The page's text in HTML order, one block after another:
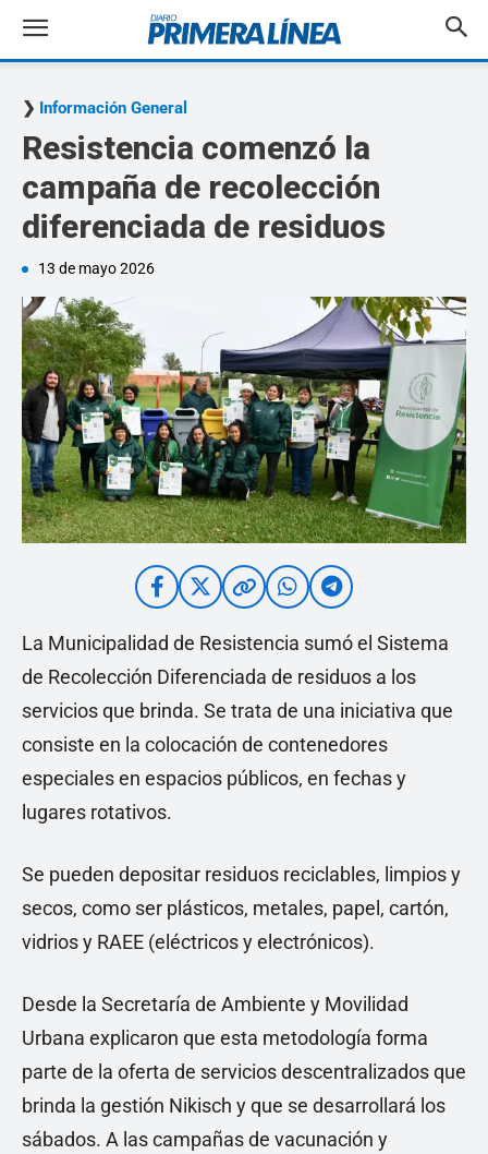
Información General
Resistencia comenzó la
campaña de recolección
diferenciada de residuos
13 de mayo 2026
La Municipalidad de Resistencia sumó el Sistema
de Recolección Diferenciada de residuos a los
servicios que brinda. Se trata de una iniciativa que
consiste en la colocación de contenedores
especiales en espacios públicos, en fechas y
lugares rotativos.
Se pueden depositar residuos reciclables, limpios y
secos, como ser plásticos, metales, papel, cartón,
vidrios y RAEE (eléctricos y electrónicos).
Desde la Secretaría de Ambiente y Movilidad
Urbana explicaron que esta metodología forma
parte de la oferta de servicios descentralizados que
brinda la gestión Nikisch y que se desarrollará los
sábados. A las campañas de vacunación y